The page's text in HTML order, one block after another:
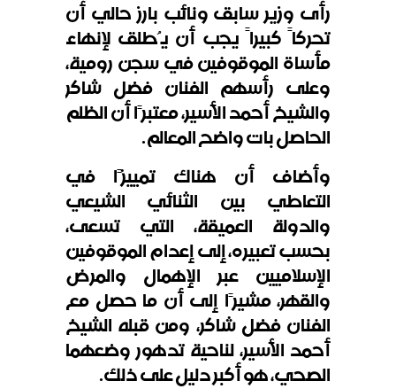
رأى وزير سابق ونائب بارز حالي أن
تحركاً كبيراً يجب أن يُطلق لإنهاء
مأساة الموقوفين في سجن رومية،
وعلى رأسهم الفنان فضل شاكر
والشيخ أحمد الأسير، معتبرًا أن الظلم
الحاصل بات واضح المعالم.
وأضاف أن هناك تمييزًا في
التعاطي بين الثنائي الشيعي
والدولة العميقة، التي تسعى،
بحسب تعبيره، إلى إعدام الموقوفين
الإسلاميين عبر الإهمال والمرض
والقهر، مشيرًا إلى أن ما حصل مع
الفنان فضل شاكر، ومن قبله الشيخ
أحمد الأسير، لناحية تدهور وضعهما
الصحي، هو أكبر دليل على ذلك.